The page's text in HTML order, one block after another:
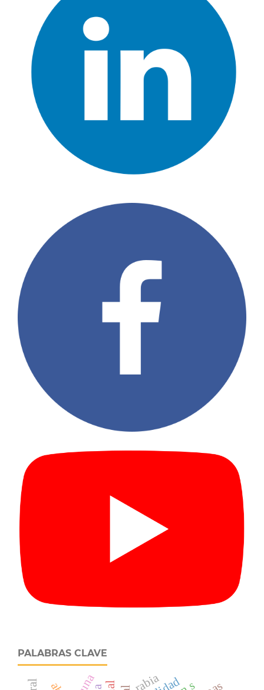
PALABRAS CLAVE
rabia